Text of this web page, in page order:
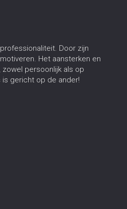
Door zijn
Het aansterken en
zowel persoonlijk als op
gericht op de ander!